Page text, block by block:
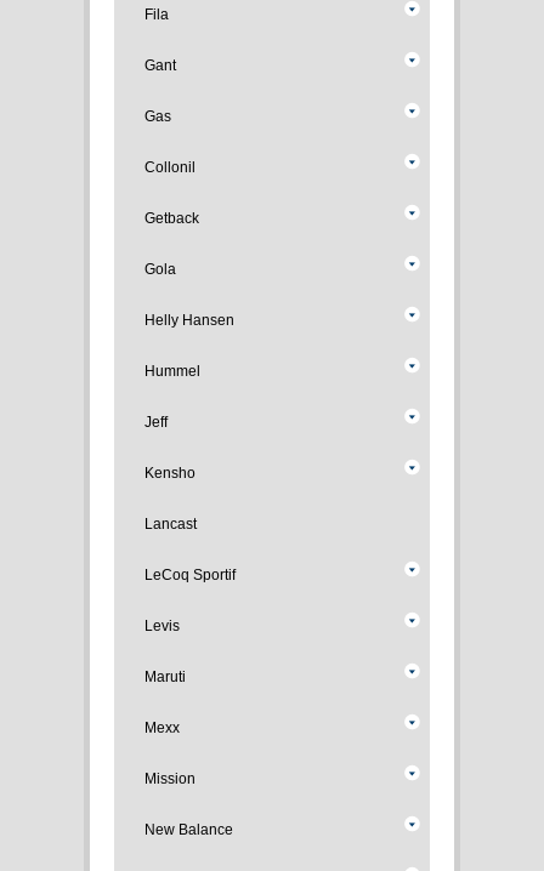
Fila
Gant
Gas
Collonil
Getback
Gola
Helly Hansen
Hummel
Jeff
Kensho
Lancast
LeCoq Sportif
Levis
Maruti
Mexx
Mission
New Balance